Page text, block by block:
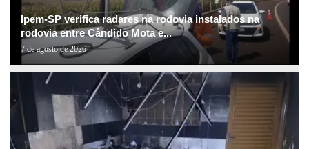
Ipem-SP verifica radares na rodovia instalados na
rodovia entre Cândido Mota e...
7 de agosto de 2026